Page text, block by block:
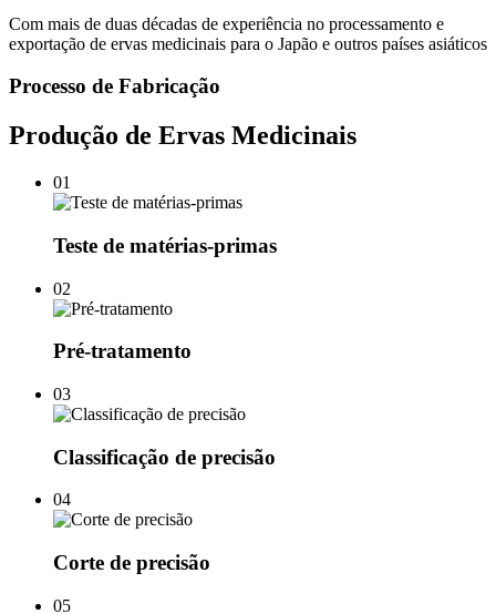
Com mais de duas décadas de experiência no processamento e
exportação de ervas medicinais para o Japão e outros países asiáticos
Processo de Fabricação
Produção de Ervas Medicinais
01
Teste de matérias-primas
02
Pré-tratamento
03
Classificação de precisão
04
Corte de precisão
05